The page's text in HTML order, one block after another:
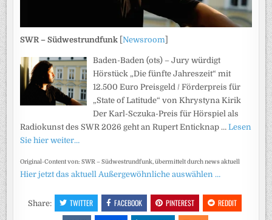
SWR – Südwestrundfunk [Newsroom
Baden-Baden (ots) – Jury würdigt
Hörstück „Die fünfte Jahreszeit“ mit
12.500 Euro Preisgeld / Förderpreis für
„State of Latitude“ von Khrystyna Kirik
Der Karl-Sczuka-Preis für Hörspiel als
Radiokunst des SWR 2026 geht an Rupert Enticknap …Lesen
Sie hier weiter…
Original-Content von: SWR – Südwestrundfunk, übermittelt durch news aktuell
Hier jetzt das aktuell Außergewöhnliche auswählen …
Share: TWITTER FACEBOOK PINTEREST
REDDIT